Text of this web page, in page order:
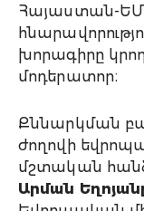
Հայաստան-ԵՄ
խորագիրը
մոդերատոր։
Քննարկման
ժողովի
մշտական
Արման